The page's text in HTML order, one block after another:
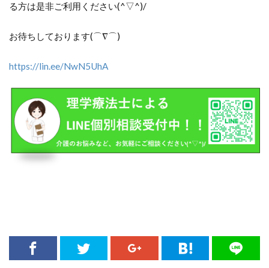
る方は是非ご利用ください(^▽^)/
お待ちしております(⌒∇⌒)
https://lin.ee/NwN5UhA